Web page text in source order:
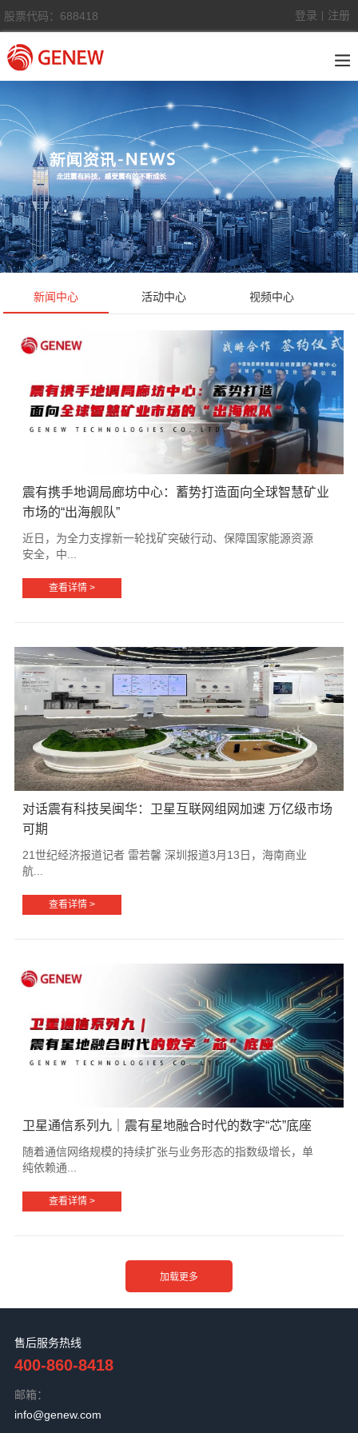
股票代码：688418 登录 注册
新闻中心 活动中心 视频中心
震有携手地调局廊坊中心：蓄势打造面向全球智慧矿业
市场的“出海舰队”
近日，为全力支撑新一轮找矿突破行动、保障国家能源资源
安全，中...
查看详情 >
对话震有科技吴闽华：卫星互联网组网加速 万亿级市场
可期
21世纪经济报道记者 雷若馨 深圳报道3月13日，海南商业
航...
查看详情 >
卫星通信系列九｜震有星地融合时代的数字“芯”底座
随着通信网络规模的持续扩张与业务形态的指数级增长，单
纯依赖通...
查看详情 >
售后服务热线
400-860-8418
邮箱：
info@genew.com